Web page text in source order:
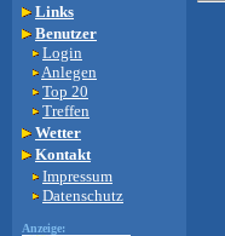
Links
Benutzer
Login
Anlegen
Top 20
Treffen
Wetter
Kontakt
Impressum
Datenschutz
Anzeige: